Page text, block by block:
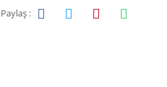
Paylaş :